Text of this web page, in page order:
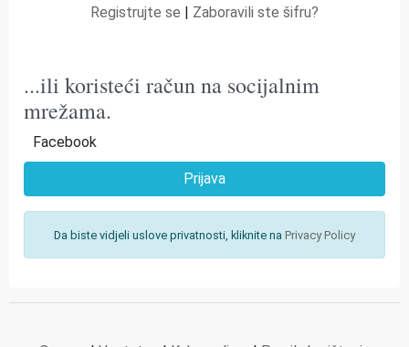
Registrujte se | Zaboravili ste šifru?
...ili koristeći račun na socijalnim
mrežama.
Facebook
Prijava
Da biste vidjeli uslove privatnosti, kliknite na Privacy Policy